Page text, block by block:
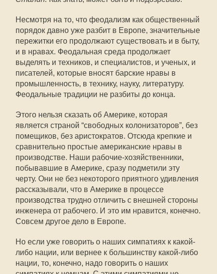
Несмотря на то, что феодализм как общественный
порядок давно уже разбит в Европе, значительные
пережитки его продолжают существовать и в быту,
и в нравах. Феодальная среда продолжает
выделять и техников, и специалистов, и ученых, и
писателей, которые вносят барские нравы в
промышленность, в технику, науку, литературу.
Феодальные традиции не разбиты до конца.
Этого нельзя сказать об Америке, которая
является страной “свободных колонизаторов”, без
помещиков, без аристократов. Отсюда крепкие и
сравнительно простые американские нравы в
производстве. Наши рабочие-хозяйственники,
побывавшие в Америке, сразу подметили эту
черту. Они не без некоторого приятного удивления
рассказывали, что в Америке в процессе
производства трудно отличить с внешней стороны
инженера от рабочего. И это им нравится, конечно.
Совсем другое дело в Европе.
Но если уже говорить о наших симпатиях к какой-
либо нации, или вернее к большинству какой-либо
нации, то, конечно, надо говорить о наших